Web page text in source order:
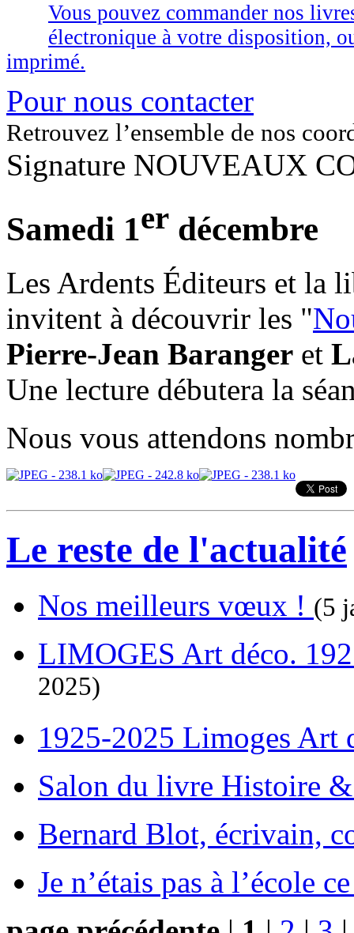
Vous pouvez commander nos
électronique à votre disposition,
imprimé.
Pour nous contacter
Retrouvez l’ensemble de nos
Signature NOUVEAUX
Samedi 1er décembre
Les Ardents Éditeurs et la
invitent à découvrir les "
Pierre-Jean Baranger et
Une lecture débutera la
Nous vous attendons
Le reste de l'actualité
Nos meilleurs vœux ! (5
LIMOGES Art déco.
2025)
1925-2025 Limoges Art
Salon du livre Histoire
Bernard Blot, écrivain,
Je n’étais pas à l’école